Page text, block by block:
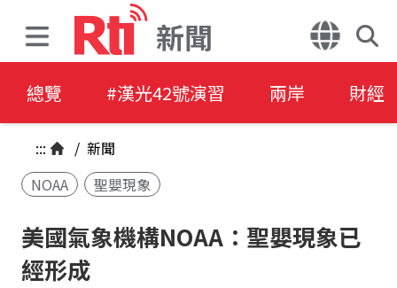
新聞
總覽 #漢光42號演習 兩岸 財經
::: / 新聞
NOAA
聖嬰現象
美國氣象機構NOAA：聖嬰現象已
經形成